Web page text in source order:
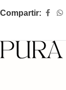
Compartir: